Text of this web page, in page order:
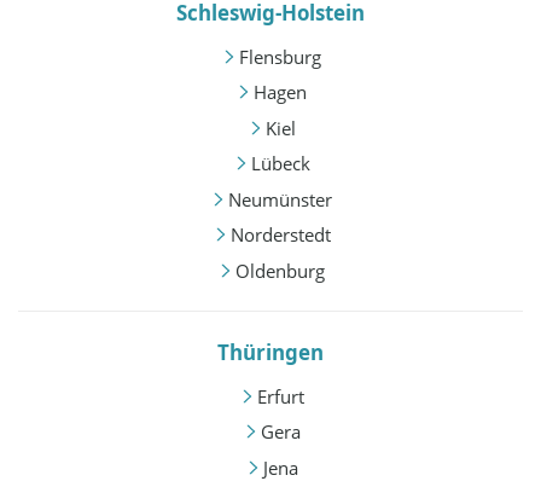
Schleswig-Holstein
Flensburg
Hagen
Kiel
Lübeck
Neumünster
Norderstedt
Oldenburg
Thüringen
Erfurt
Gera
Jena